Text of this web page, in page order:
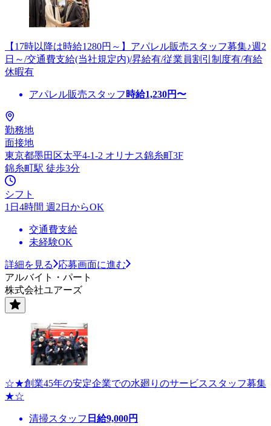
【17時以降は時給1280円～】アパレル販売スタッフ募集♪週2
日～/交通費支給(当社規定内)/昇給有/従業員割引制度有/有給
休暇有
アパレル販売スタッフ 時給1,230円〜
勤務地
面接地
東京都墨田区太平4-1-2 オリナス錦糸町3F
錦糸町駅 徒歩3分
シフト
1日4時間 週2日からOK
交通費支給
未経験OK
詳細を見る
応募画面に進む
アルバイト・パート
株式会社ユアーズ
☆★創業45年の安定企業での水廻りのサービススタッフ募集
★☆
清掃スタッフ 日給9,000円